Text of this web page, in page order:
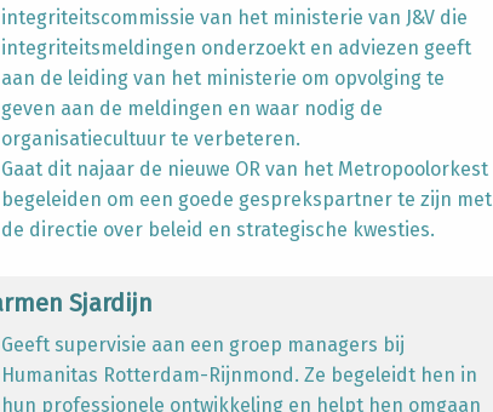
integriteitscommissie van het ministerie van J&V die
integriteitsmeldingen onderzoekt en adviezen geeft
aan de leiding van het ministerie om opvolging te
geven aan de meldingen en waar nodig de
organisatiecultuur te verbeteren.
Gaat dit najaar de nieuwe OR van het Metropoolorkest
begeleiden om een goede gesprekspartner te zijn met
de directie over beleid en strategische kwesties.
Sjardijn
Geeft supervisie aan een groep managers bij
Humanitas Rotterdam-Rijnmond. Ze begeleidt hen in
hun professionele ontwikkeling en helpt hen omgaan